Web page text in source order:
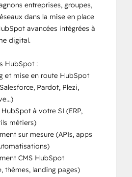
Certification
entreprises, groupes,
dans la mise en place
avancées intégrées à
digital.
HubSpot :
et mise en route HubSpot
Pardot, Plezi,
à votre SI (ERP,
métiers)
sur mesure (APIs, apps
CMS HubSpot
thèmes, landing pages)